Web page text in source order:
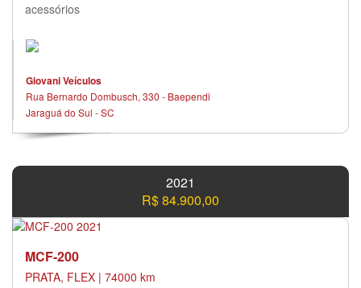
acessórios
Giovani Veículos
Rua Bernardo Dombusch, 330 - Baependi
Jaraguá do Sul - SC
2021
R$ 84.900,00
MCF-200
PRATA, FLEX | 74000 km